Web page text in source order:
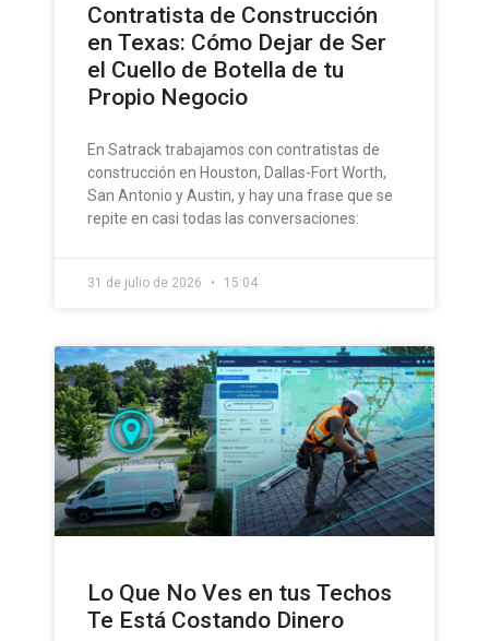
Contratista de Construcción
en Texas: Cómo Dejar de Ser
el Cuello de Botella de tu
Propio Negocio
En Satrack trabajamos con contratistas de
construcción en Houston, Dallas-Fort Worth,
San Antonio y Austin, y hay una frase que se
repite en casi todas las conversaciones:
31 de julio de 2026 15:04
Lo Que No Ves en tus Techos
Te Está Costando Dinero